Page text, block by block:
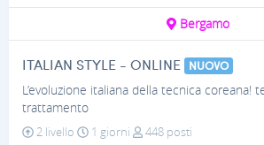
Bergamo
ITALIAN STYLE - ONLINE
NUOVO
L’evoluzione italiana della tecnica coreana!
trattamento
2 livello
1 giorni
448 posti